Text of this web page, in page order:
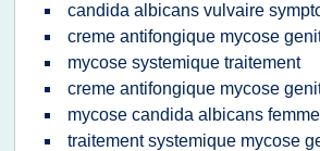
candida albicans vulvaire
creme antifongique mycose
mycose systemique traitement
creme antifongique mycose
mycose candida albicans femme
traitement systemique mycose